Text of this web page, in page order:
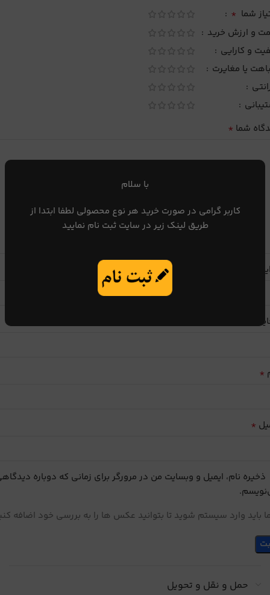
با سلام
کاربر گرامی در صورت خرید هر نوع محصولی لطفا ابتدا از
طریق لینک زیر در سایت ثبت نام نمایید
شما *
و ارزش خرید
و کارایی
یا مغایرت
شما *
*
*
ذخیره نام، ایمیل و وبسایت من در مرورگر برای زمانی که دوباره
باید وارد سیستم شوید تا بتوانید عکس ها را به بررسی خود اضافه
حمل و نقل و تحویل